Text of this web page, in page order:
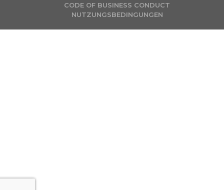
CODE OF BUSINESS CONDUCT
NUTZUNGSBEDINGUNGEN